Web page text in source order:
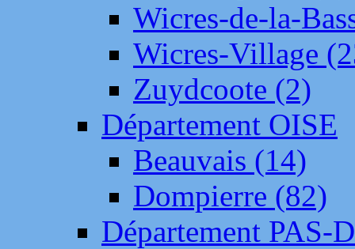
Wicres-de-la-
Wicres-Village
Zuydcoote (2)
Département OISE
Beauvais (14)
Dompierre (82)
Département PAS-